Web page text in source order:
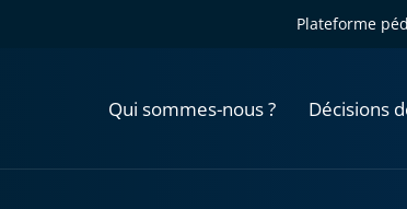
Plateforme
Qui sommes-nous ? Décisions